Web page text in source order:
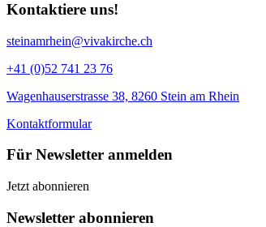
Kontaktiere uns!
steinamrhein@vivakirche.ch
+41 (0)52 741 23 76
Wagenhauserstrasse 38, 8260 Stein am Rhein
Kontaktformular
Für Newsletter anmelden
Jetzt abonnieren
Newsletter abonnieren